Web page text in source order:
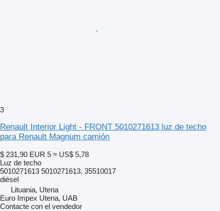
3
Renault Interior Light - FRONT 5010271613 luz de techo
para Renault Magnum camión
$ 231,90 EUR 5 ≈ US$ 5,78
Luz de techo
5010271613 5010271613, 35510017
diésel
Lituania, Utena
Euro Impex Utena, UAB
Contacte con el vendedor